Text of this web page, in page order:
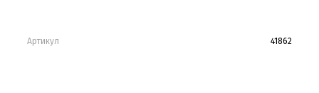
Артикул 41862